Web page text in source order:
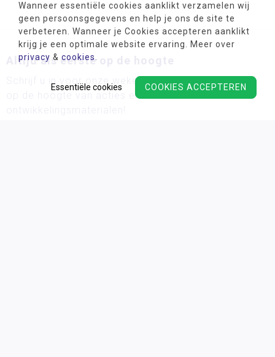
Wanneer essentiële cookies aanklikt verzamelen wij
geen persoonsgegevens en help je ons de site te
verbeteren. Wanneer je Cookies accepteren aanklikt
krijg je een optimale website ervaring. Meer over
privacy & cookies
COOKIES ACCEPTEREN
Essentiële cookies
Altijd als eerste op de hoogte
Schrijf u in voor onze wekelijkse nieuwsbrief en blijf
op de hoogte van acties en de nieuwste